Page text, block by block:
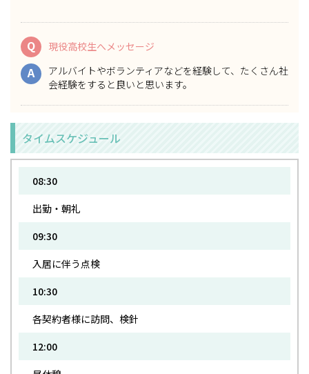
Q 現役高校生へメッセージ
A
アルバイトやボランティアなどを経験して、たくさん社
会経験をすると良いと思います。
タイムスケジュール
08:30
出勤・朝礼
09:30
入居に伴う点検
10:30
各契約者様に訪問、検針
12:00